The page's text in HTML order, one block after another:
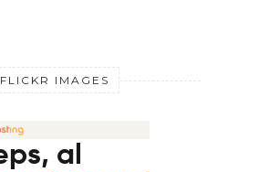
FLICKR IMAGES